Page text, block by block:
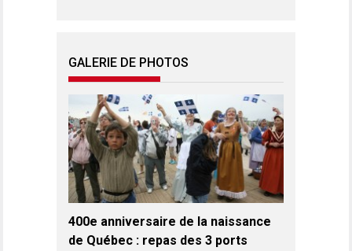
GALERIE DE PHOTOS
400e anniversaire de la naissance
de Québec : repas des 3 ports